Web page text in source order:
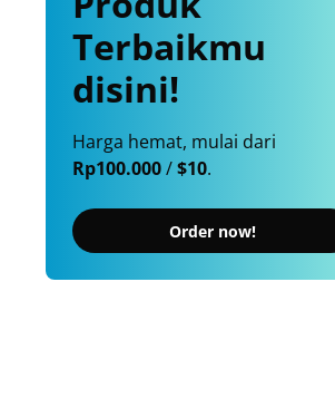
Terbaikmu
disini!
Harga hemat, mulai dari
Rp100.000/$10.
Order now!